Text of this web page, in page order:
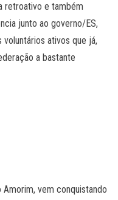
retroativo e também
junto ao governo/ES,
ativos que já,
a bastante
vem conquistando